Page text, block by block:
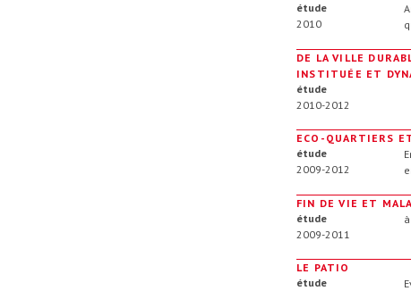
étude
2010
DE LA VILLE
INSTITUÉE ET
étude
2010-2012
ECO-QUARTIERS
étude
2009-2012
FIN DE VIE ET
étude
2009-2011
LE PATIO
étude